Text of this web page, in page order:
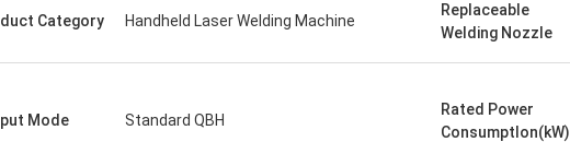
Category Handheld Laser Welding Machine
Replaceable
Welding Nozzle
Mode Standard QBH
Rated Power
Consumptlon(kW)